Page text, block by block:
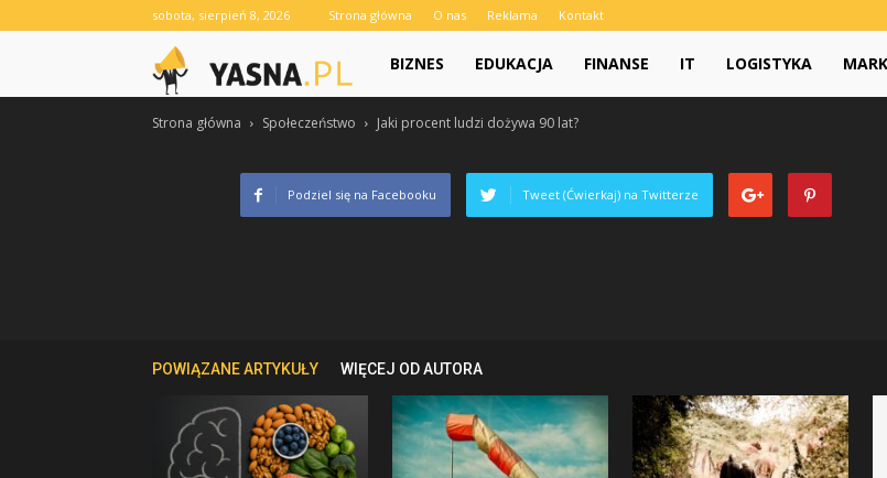
sobota, sierpień 8, 2026 Strona główna O nas Reklama Kontakt
Yasna.pl
BIZNES EDUKACJA FINANSE IT LOGISTYKA
Strona główna Społeczeństwo Jaki procent ludzi dożywa 90 lat?
Podziel się na Facebooku Tweet (Ćwierkaj) na Twitterze
POWIĄZANE ARTYKUŁY WIĘCEJ OD AUTORA